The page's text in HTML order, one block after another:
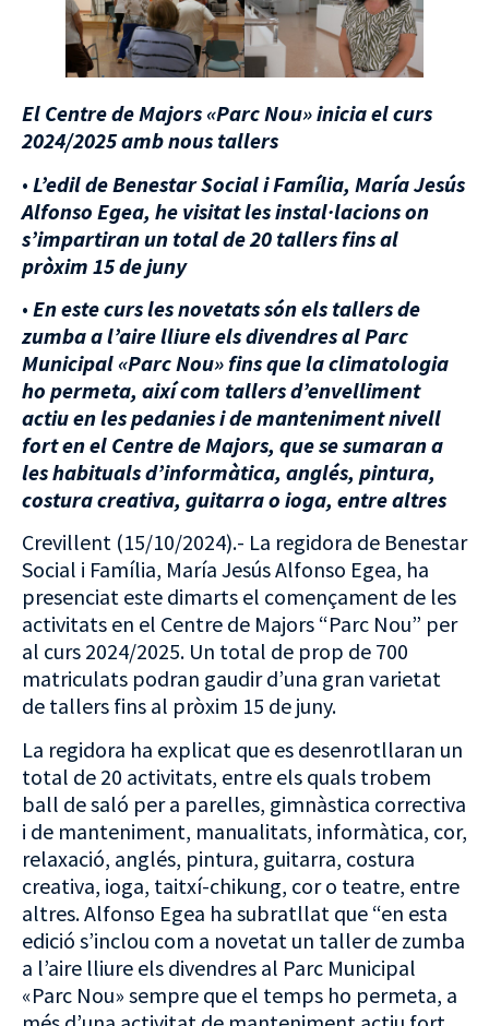
El Centre de Majors «Parc Nou» inicia el curs
2024/2025 amb nous tallers
• L’edil de Benestar Social i Família, María Jesús
Alfonso Egea, he visitat les instal·lacions on
s’impartiran un total de 20 tallers fins al
pròxim 15 de juny
• En este curs les novetats són els tallers de
zumba a l’aire lliure els divendres al Parc
Municipal «Parc Nou» fins que la climatologia
ho permeta, així com tallers d’envelliment
actiu en les pedanies i de manteniment nivell
fort en el Centre de Majors, que se sumaran a
les habituals d’informàtica, anglés, pintura,
costura creativa, guitarra o ioga, entre altres
Crevillent (15/10/2024).- La regidora de Benestar
Social i Família, María Jesús Alfonso Egea, ha
presenciat este dimarts el començament de les
activitats en el Centre de Majors “Parc Nou” per
al curs 2024/2025. Un total de prop de 700
matriculats podran gaudir d’una gran varietat
de tallers fins al pròxim 15 de juny.
La regidora ha explicat que es desenrotllaran un
total de 20 activitats, entre els quals trobem
ball de saló per a parelles, gimnàstica correctiva
i de manteniment, manualitats, informàtica, cor,
relaxació, anglés, pintura, guitarra, costura
creativa, ioga, taitxí-chikung, cor o teatre, entre
altres. Alfonso Egea ha subratllat que “en esta
edició s’inclou com a novetat un taller de zumba
a l’aire lliure els divendres al Parc Municipal
«Parc Nou» sempre que el temps ho permeta, a